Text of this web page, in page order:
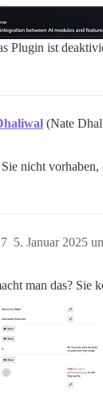
Plugin ist
(Nate
nicht
5. Januar 2025
7
man das? Sie